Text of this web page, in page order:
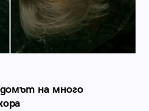
на много